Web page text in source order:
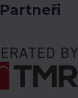
Partneři